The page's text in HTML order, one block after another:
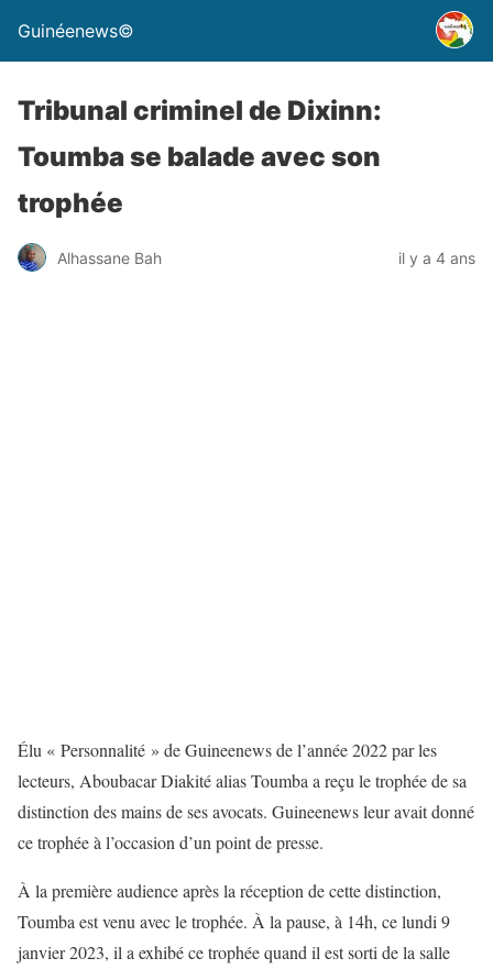
Guinéenews©
Tribunal criminel de Dixinn:
Toumba se balade avec son
trophée
Alhassane Bah il y a 4 ans
Élu « Personnalité » de Guineenews de l’année 2022 par les
lecteurs, Aboubacar Diakité alias Toumba a reçu le trophée de sa
distinction des mains de ses avocats. Guineenews leur avait donné
ce trophée à l’occasion d’un point de presse.
À la première audience après la réception de cette distinction,
Toumba est venu avec le trophée. À la pause, à 14h, ce lundi 9
janvier 2023, il a exhibé ce trophée quand il est sorti de la salle